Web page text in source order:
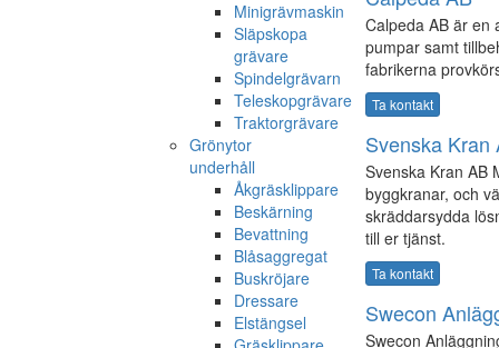
Minigrävmaskin
Släpskopa
grävare
Spindelgrävarn
Teleskopgrävare
Traktorgrävare
Grönytor
underhåll
Åkgräsklippare
Beskärning
Bevattning
Blåsaggregat
Buskröjare
Dressare
Elstängsel
Calpeda AB är en
pumpar samt
fabrikerna
Ta kontakt
Svenska Kran
Svenska Kran AB
byggkranar, och
skräddarsydda
till er tjänst.
Ta kontakt
Swecon
Swecon